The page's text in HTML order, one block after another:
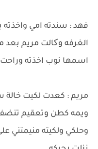
فهد : سندته امي
الغرفه وکالت مريم
اسمها نوب اخذته
مريم : كعدت لكيت خالة
ويمه كطن وتعقيم
وحلكي ولكيته منيمتني